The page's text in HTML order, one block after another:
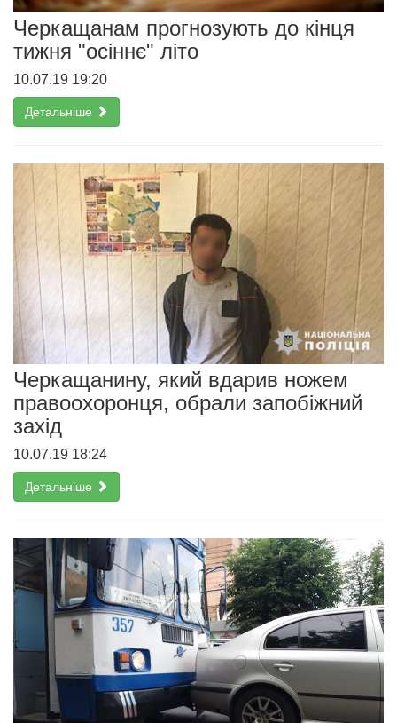
Черкащанам прогнозують до кінця
тижня "осіннє" літо
10.07.19 19:20
Детальніше
Черкащанину, який вдарив ножем
правоохоронця, обрали запобіжний
захід
10.07.19 18:24
Детальніше